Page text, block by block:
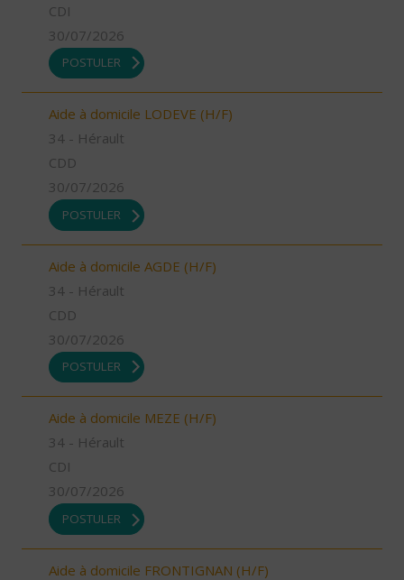
CDI
30/07/2026
POSTULER
Aide à domicile LODEVE (H/F)
34 - Hérault
CDD
30/07/2026
POSTULER
Aide à domicile AGDE (H/F)
34 - Hérault
CDD
30/07/2026
POSTULER
Aide à domicile MEZE (H/F)
34 - Hérault
CDI
30/07/2026
POSTULER
Aide à domicile FRONTIGNAN (H/F)